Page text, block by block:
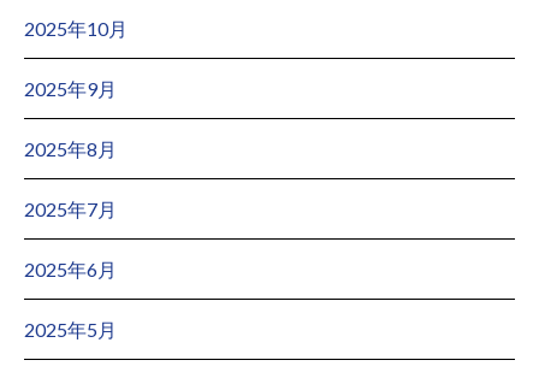
2025年10月
2025年9月
2025年8月
2025年7月
2025年6月
2025年5月